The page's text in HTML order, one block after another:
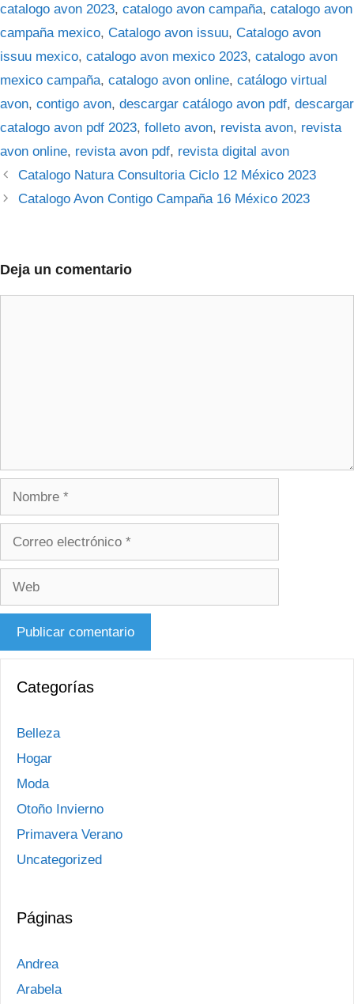
catalogo avon 2023, catalogo avon campaña, catalogo avon
campaña mexico, Catalogo avon issuu, Catalogo avon
issuu mexico, catalogo avon mexico 2023, catalogo avon
mexico campaña, catalogo avon online, catálogo virtual
avon, contigo avon, descargar catálogo avon pdf, descargar
catalogo avon pdf 2023, folleto avon, revista avon, revista
avon online, revista avon pdf, revista digital avon
Catalogo Natura Consultoria Ciclo 12 México 2023
Catalogo Avon Contigo Campaña 16 México 2023
Deja un comentario
Nombre
Correo
Web
Categorías
Belleza
Hogar
Moda
Otoño Invierno
Primavera Verano
Uncategorized
Páginas
Andrea
Arabela